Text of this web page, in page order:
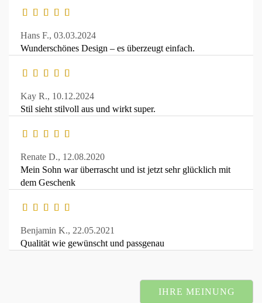
Hans F., 03.03.2024
Wunderschönes Design – es überzeugt einfach.
Kay R., 10.12.2024
Stil sieht stilvoll aus und wirkt super.
Renate D., 12.08.2020
Mein Sohn war überrascht und ist jetzt sehr glücklich mit
dem Geschenk
Benjamin K., 22.05.2021
Qualität wie gewünscht und passgenau
IHRE MEINUNG